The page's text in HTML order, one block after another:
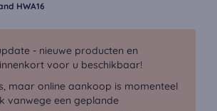
HWA16
- nieuwe producten en
voor u beschikbaar!
maar online aankoop is momenteel
vanwege een geplande